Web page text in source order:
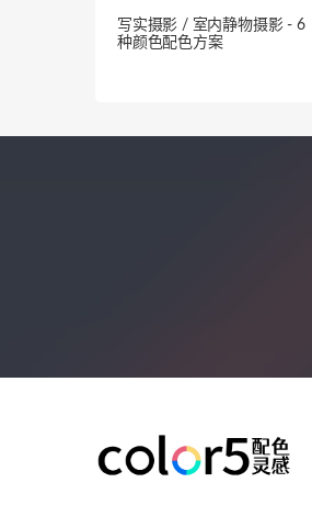
写实摄影 / 室内静物摄影 - 6
种颜色配色方案